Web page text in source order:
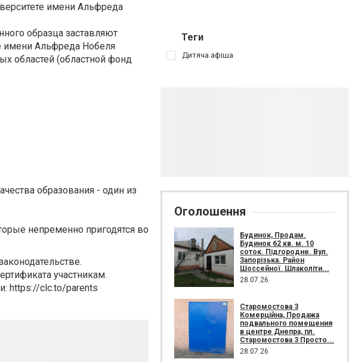
имени Альфреда
образца заставляют
имени Альфреда Нобеля
областей (областной фонд
образования - один из
непременно пригодятся во
участникам.
https://clc.to/parents
Теги
Дитяча афіша
Оголошення
Будинок, Продам.
Будинок 62 кв. м. 10
соток. Підгородне. Вул.
Запорізька. Район
Шоссейної. Шлаколіти...
28.07.26
Старомостова 3
Комерційна, Продажа
подвального помещения
в центре Днепра, пл.
Старомостова 3 Просто...
28.07.26